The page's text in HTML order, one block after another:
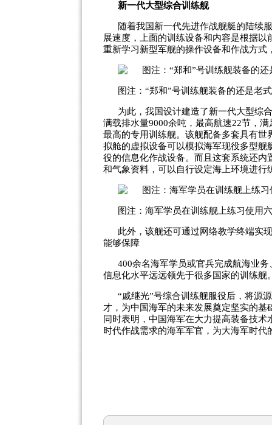
新一代大型综合训练舰
随着我国新一代先进作战舰艇的陆续
展速度，上面的训练设备和内容是根据
重新学习新型军舰的操作设备和作战方式
图注：“郑和”号训练舰装备的还是老
为此，我国设计建造了新一代大型综
满载排水量9000余吨，最高航速22节，
最高的专用训练舰。该舰配备多套具有
拟舱的虚拟设备可以模拟海军现役多型
役的信息化作战设备。而且这套系统还
和气象资料，可以自行设定海上环境进
图注：海军学员在训练舰上练习使用
此外，该舰还可通过网络教学终端实
能够保障
400余名海军学员或官兵完成航海业
信息化水平远远领先于很多国家的训练舰
“戚继光”号综合训练舰服役后，将源
才，为中国海军的未来发展奠定坚实的
同时表明，中国海军在大力提高装备技
时代作战需求的海军军官，为大海军时代